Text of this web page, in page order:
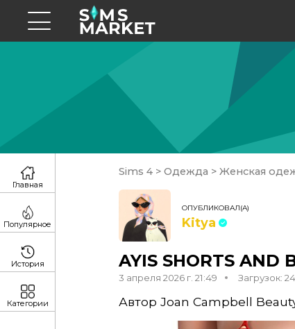
Sims 4 > Одежда > Женская
ОПУБЛИКОВАЛ(А)
Kitya
AYIS SHORTS AND
3 апреля 2026 г. 21:49 Загрузок:
Автор Joan Campbell
Главная
Популярное
История
Категории